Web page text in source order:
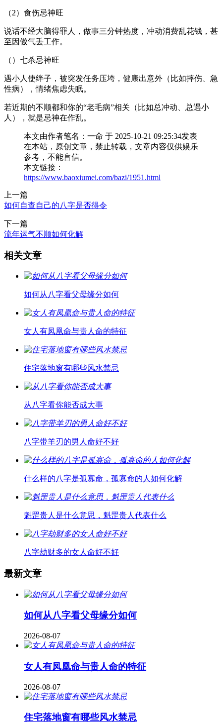
（2）食伤忌神旺
说话不经大脑得罪人，做事三分钟热度，冲动消费乱花钱，甚
至因傲气丢工作。
（）七杀忌神旺
遇小人使绊子，被突发任务压垮，健康出意外（比如摔伤、急
性病），情绪焦虑失眠。
若近期的不顺都和你的“老毛病”相关（比如总冲动、总遇小
人），就是忌神在作乱。
本文由作者笔名：一命 于 2025-10-21 09:25:34发表
在本站，原创文章，禁止转载，文章内容仅供娱乐
参考，不能盲信。
本文链接：
https://www.baoxiumei.com/bazi/1951.html
上一篇
如何自查自己的八字是否得令
下一篇
流年运气不顺如何化解
相关文章
如何从八字看父母缘分如何
女人有凤凰命与贵人命的特征
住宅落地窗有哪些风水禁忌
从八字看你能否成大事
八字带羊刃的男人命好不好
什么样的八字是孤寡命，孤寡命的人如何化解
魁罡贵人是什么意思，魁罡贵人代表什么
八字劫财多的女人命好不好
最新文章
如何从八字看父母缘分如何
2026-08-07
女人有凤凰命与贵人命的特征
2026-08-07
住宅落地窗有哪些风水禁忌